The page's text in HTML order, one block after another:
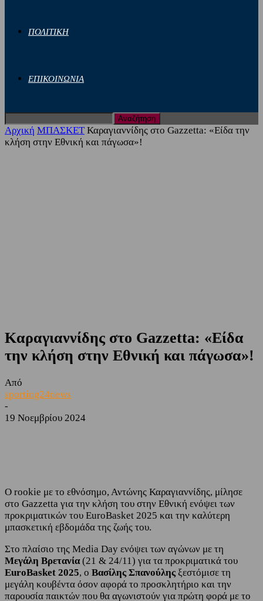
ΠΟΛΙΤΙΚΗ
ΕΠΙΚΟΙΝΩΝΙΑ
Αρχική ΜΠΑΣΚΕΤ Καραγιαννίδης στο Gazzetta: «Είδα την
κλήση στην Εθνική και πάγωσα»!
Καραγιαννίδης στο Gazzetta: «Είδα
την κλήση στην Εθνική και πάγωσα»!
Από
sporting24news
-
19 Νοεμβρίου 2024
Ο rookie με το εθνόσημο, Αντώνης Καραγιαννίδης, μίλησε
στο Gazzetta για την κλήση του στην Εθνική ενόψει των
προκριματικών του EuroBasket 2025 και την καλύτερη
μπασκετική εβδομάδα της ζωής του.
Στο πλαίσιο της Media Day ενόψει των αγώνων με τη
Μεγάλη Βρετανία(21 & 24/11) για τα προκριματικά του
EuroBasket 2025, ο Βασίλης Σπανούλης ξεστόμισε τη
μεγάλη κουβέντα όσον αφορά το προσκλητήριο και την
παρουσία παικτών που θα αγωνιστούν για πρώτη φορά με το